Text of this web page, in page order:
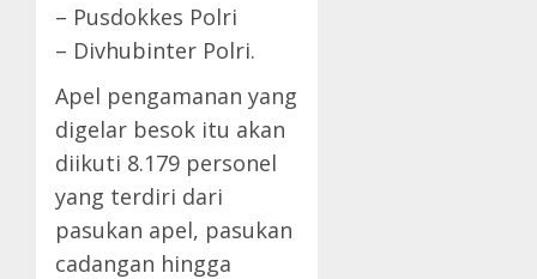
– Pusdokkes Polri
– Divhubinter Polri.
Apel pengamanan yang
digelar besok itu akan
diikuti 8.179 personel
yang terdiri dari
pasukan apel, pasukan
cadangan hingga